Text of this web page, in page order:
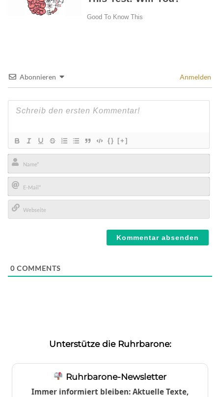
Abonnieren Anmelden
{} [+]
Name*
E-
Mail*
0 COMMENTS
Unterstütze die Ruhrbarone:
Ruhrbarone-Newsletter
Immer informiert bleiben: Aktuelle Texte,